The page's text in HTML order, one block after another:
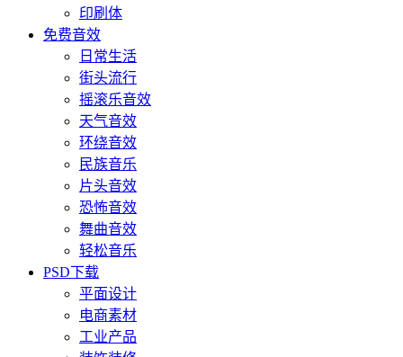
印刷体
免费音效
日常生活
街头流行
摇滚乐音效
天气音效
环绕音效
民族音乐
片头音效
恐怖音效
舞曲音效
轻松音乐
PSD下载
平面设计
电商素材
工业产品